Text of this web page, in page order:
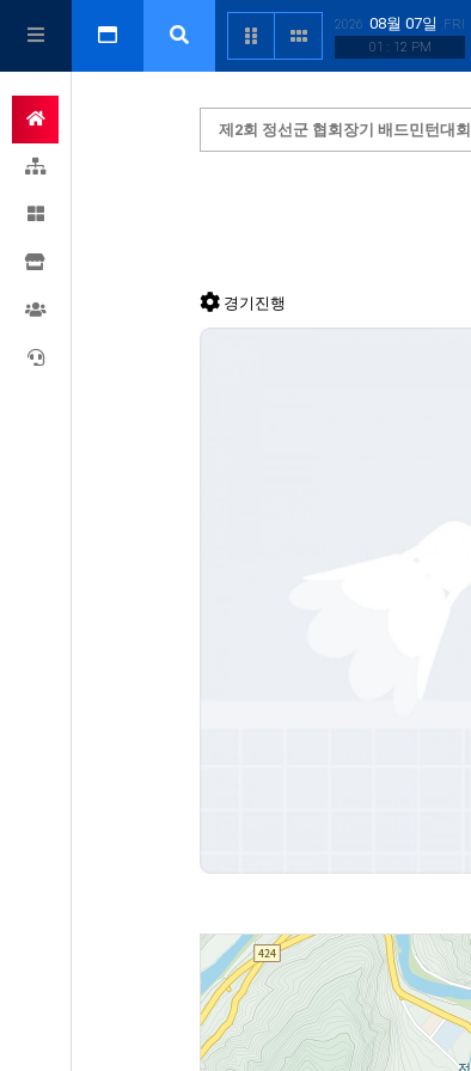
2026 08월 07일
FRI
01 : 12 PM
제2회 정선군 협회장기 배드민턴대회
경기진행